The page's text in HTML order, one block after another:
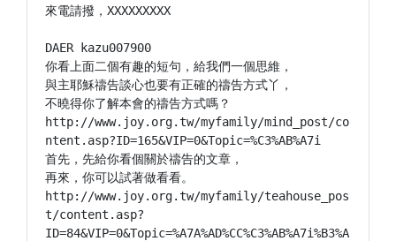
來電請撥，XXXXXXXXX
DAER kazu007900
你看上面二個有趣的短句，給我們一個思維，
與主耶穌禱告談心也要有正確的禱告方式丫，
不曉得你了解本會的禱告方式嗎？
http://www.joy.org.tw/myfamily/mind_post/co
ntent.asp?ID=165&VIP=0&Topic=%C3%AB%A7i
首先，先給你看個關於禱告的文章，
再來，你可以試著做看看。
http://www.joy.org.tw/myfamily/teahouse_pos
t/content.asp?
ID=84&VIP=0&Topic=%A7A%AD%CC%C3%AB%A7i%B3%A